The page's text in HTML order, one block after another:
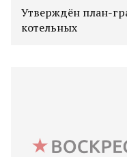
Утверждён план-
котельных